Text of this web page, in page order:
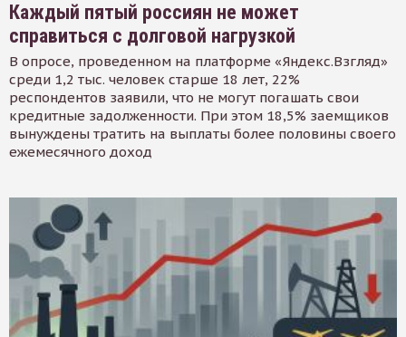
Каждый пятый россиян не может
справиться с долговой нагрузкой
В опросе, проведенном на платформе «Яндекс.Взгляд»
среди 1,2 тыс. человек старше 18 лет, 22%
респондентов заявили, что не могут погашать свои
кредитные задолженности. При этом 18,5% заемщиков
вынуждены тратить на выплаты более половины своего
ежемесячного доход